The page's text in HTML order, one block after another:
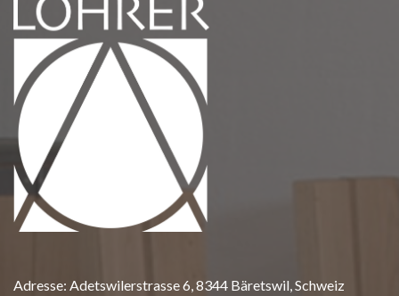
Adresse: Adetswilerstrasse 6, 8344 Bäretswil, Schweiz